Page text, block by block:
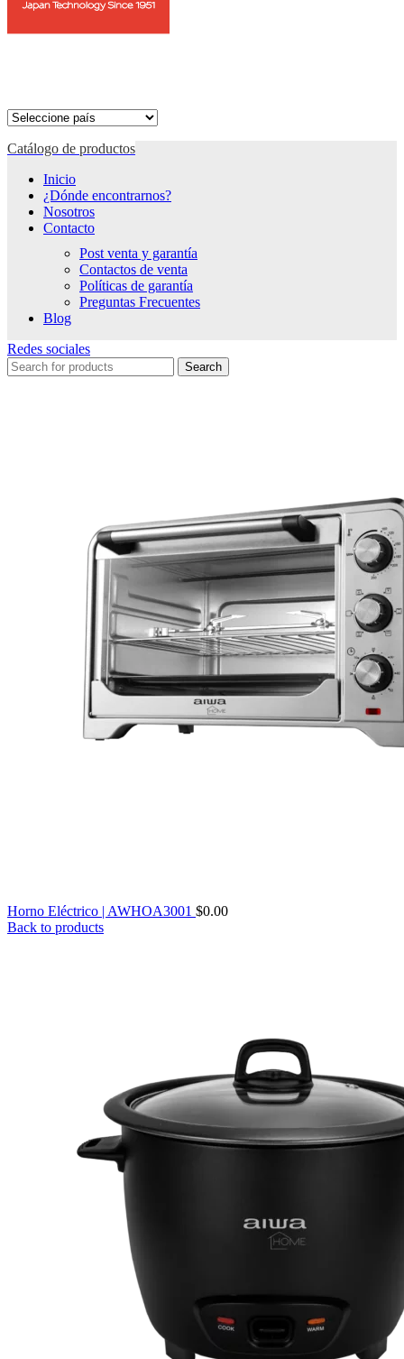
Catálogo de productos
Inicio
¿Dónde encontrarnos?
Nosotros
Contacto
Post venta y garantía
Contactos de venta
Políticas de garantía
Preguntas Frecuentes
Blog
Redes sociales
Search
Horno Eléctrico | AWHOA3001 $0.00
Back to products